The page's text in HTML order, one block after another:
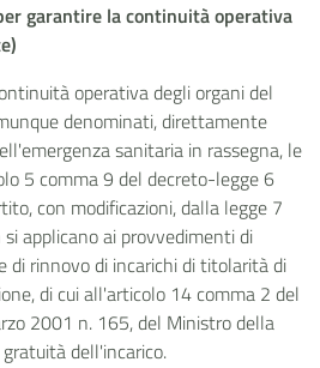
garantire la continuità operativa
operativa degli organi del
denominati, direttamente
sanitaria in rassegna, le
5 comma 9 del decreto-legge 6
con modificazioni, dalla legge 7
applicano ai provvedimenti di
di rinnovo di incarichi di titolarità di
di cui all'articolo 14 comma 2 del
2001 n. 165, del Ministro della
dell'incarico.